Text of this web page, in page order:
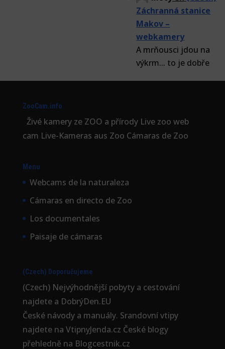
Záchranná stanice
Makov –
webkamery
A mrňousci jdou na
výkrm... to je dobře
ZooCam.info
Živé kamery ze ZOO a přírody Live zoo web
cam Live-Kameras aus Zoo Cámaras de Zoo
Menu
Webcams de la naturaleza
Cámaras en directo de Zoo
Los documentales
Paisaje de cámaras
(Czech) Doporučujeme
(Czech) Nejvýhodnější pobyty a cestování
najdete a DobrýDen.EU
České návodya manuály. Srandovní vtipy
najdete na VtipnyJenda.cz České blogy
přehledně na Blogcestnik.cz